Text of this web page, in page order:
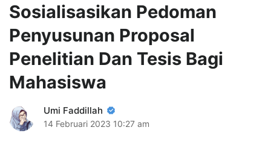
Sosialisasikan Pedoman
Penyusunan Proposal
Penelitian Dan Tesis Bagi
Mahasiswa
Umi Faddillah
14 Februari 2023 10:27 am